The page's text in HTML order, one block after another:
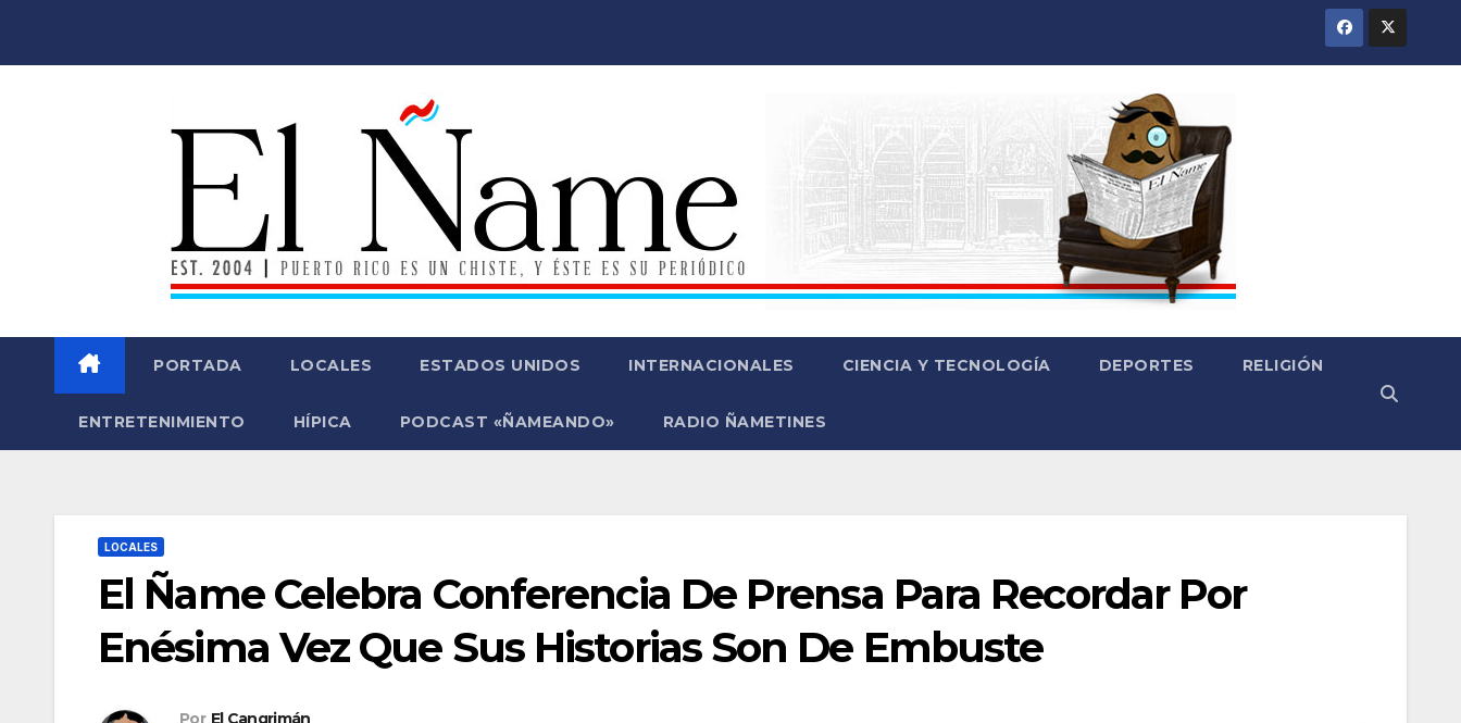
PORTADA LOCALES ESTADOS UNIDOS INTERNACIONALES CIENCIA Y TECNOLOGÍA DEPORTES RELIGIÓN
ENTRETENIMIENTO HÍPICA PODCAST «ÑAMEANDO» RADIO ÑAMETINES
LOCALES
El Ñame Celebra Conferencia De Prensa Para Recordar Por
Enésima Vez Que Sus Historias Son De Embuste
Por El Cangrimán